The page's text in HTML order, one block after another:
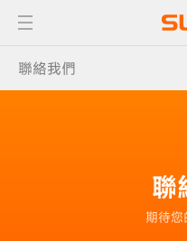
聯絡我們
聯
期待